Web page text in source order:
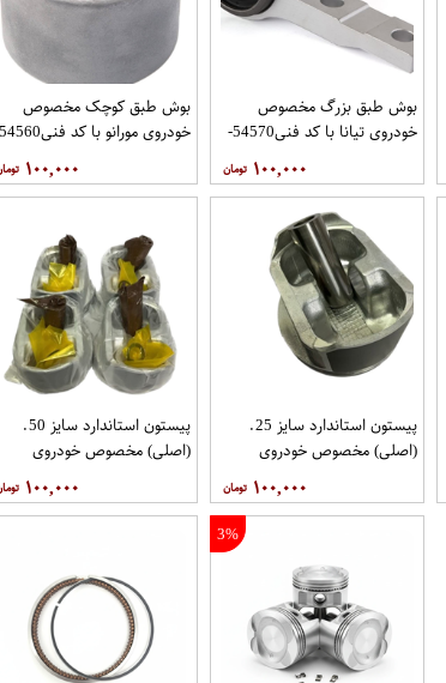
بوش طبق بزرگ مخصوص
خودروی تیانا با کد فنی54570-
مگاموتور
۱۰۰,۰۰۰
بوش طبق کوچک مخصوص
مگاموتور
۱۰۰,۰۰۰
پیستون استاندارد سایز 25.
(اصلی) مخصوص خودروی
پیکاپ با کد فنیA2010-5V16B
برند نیسان موتور فروشگاه
۱۰۰,۰۰۰
پیستون استاندارد سایز 50.
(اصلی) مخصوص خودروی
پیکاپ با کد فنیA2010-5V18B
برند نیسان موتور فروشگاه
۱۰۰,۰۰۰
3%